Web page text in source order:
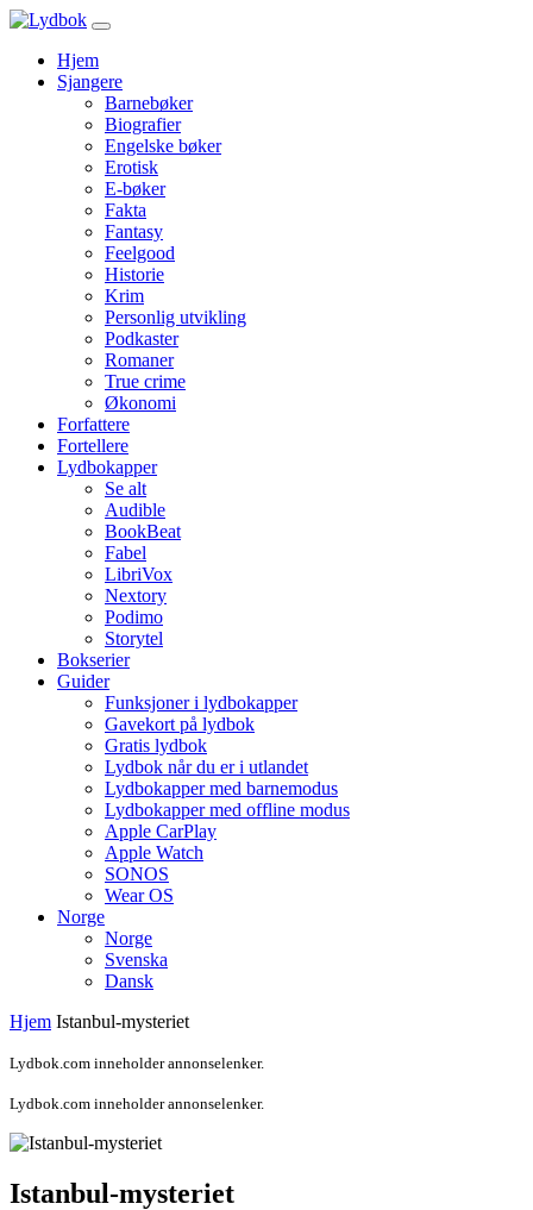
Hjem
Sjangere
Barnebøker
Biografier
Engelske bøker
Erotisk
E-bøker
Fakta
Fantasy
Feelgood
Historie
Krim
Personlig utvikling
Podkaster
Romaner
True crime
Økonomi
Forfattere
Fortellere
Lydbokapper
Se alt
Audible
BookBeat
Fabel
LibriVox
Nextory
Podimo
Storytel
Bokserier
Guider
Funksjoner i lydbokapper
Gavekort på lydbok
Gratis lydbok
Lydbok når du er i utlandet
Lydbokapper med barnemodus
Lydbokapper med offline modus
Apple CarPlay
Apple Watch
SONOS
Wear OS
Norge
Norge
Svenska
Dansk
Hjem Istanbul-mysteriet
Lydbok.com inneholder annonselenker.
Lydbok.com inneholder annonselenker.
Istanbul-mysteriet